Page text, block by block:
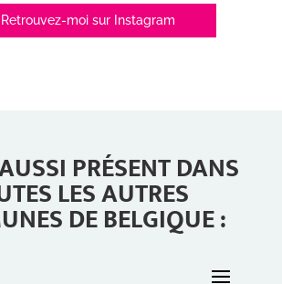
moi sur Instagram
PRÉSENT DANS
LES AUTRES
DE BELGIQUE :